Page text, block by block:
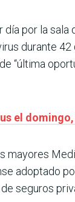
por la
durante
“última
el
mayores
adoptado
seguros